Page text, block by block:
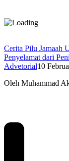
Cerita Pilu Jamaah
Penyelamat dari
Advetorial10
Oleh Muhammad